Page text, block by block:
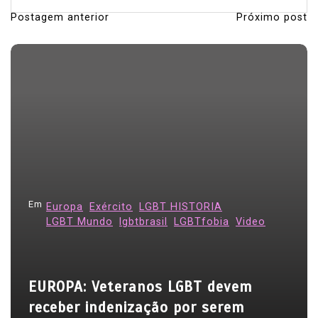
N
a
Postagem anterior Próximo post
Em Europa Exército
LGBT HISTORIA
LGBT Mundo
lgbtbrasil LGBTfobia Video
EUROPA: Veteranos LGBT devem
receber indenização por serem